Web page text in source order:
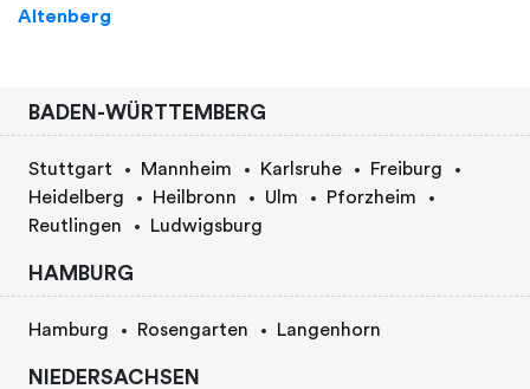
Altenberg
BADEN-WÜRTTEMBERG
Stuttgart Mannheim Karlsruhe
Freiburg
Heidelberg
Heilbronn Ulm
Pforzheim
Reutlingen
Ludwigsburg
HAMBURG
Hamburg Rosengarten Langenhorn
NIEDERSACHSEN